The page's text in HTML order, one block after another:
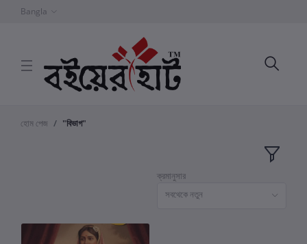
Bangla
হোম পেজ "বিভাগ"
ক্রমানুসার
সবথেকে নতুন